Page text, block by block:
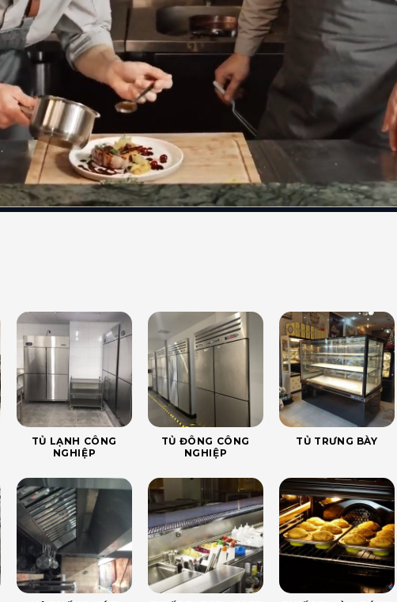
TỦ LẠNH CÔNG
NGHIỆP
TỦ ĐÔNG CÔNG
NGHIỆP
TỦ TRƯNG BÀY